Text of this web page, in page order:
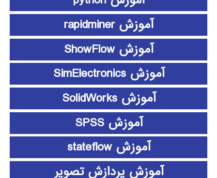
آموزش rapidminer
آموزش ShowFlow
آموزش SimElectronics
آموزش SolidWorks
آموزش SPSS
آموزش stateflow
آموزش پردازش تصویر